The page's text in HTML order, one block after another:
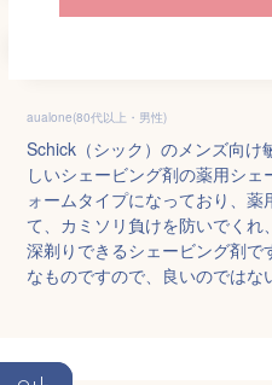
aualone(80代以上・男性)
Schick（シック）のメンズ向け
しいシェービング剤の薬用シ
ォームタイプになっており、
て、カミソリ負けを防いでく
深剃りできるシェービング剤
なものですので、良いのではな